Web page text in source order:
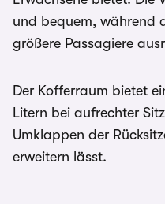
und bequem, während
größere Passagiere
Der Kofferraum bietet
Litern bei aufrechter
Umklappen der
erweitern lässt.